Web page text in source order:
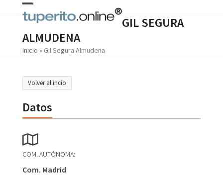
Open
mobile
menu
Close
mobile
menu
GIL SEGURA
ALMUDENA
Inicio » Gil Segura Almudena
Volver al incio
Datos
COM. AUTÓNOMA:
Com. Madrid